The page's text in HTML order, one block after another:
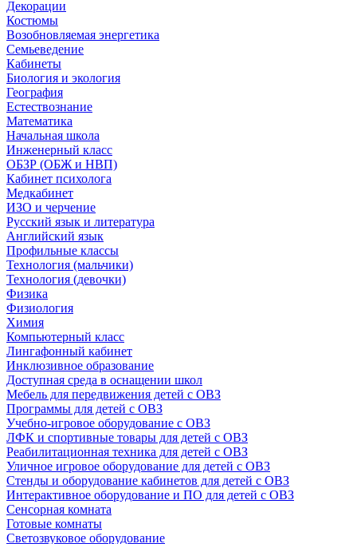
Декорации
Костюмы
Возобновляемая энергетика
Семьеведение
Кабинеты
Биология и экология
География
Естествознание
Математика
Начальная школа
Инженерный класс
ОБЗР (ОБЖ и НВП)
Кабинет психолога
Медкабинет
ИЗО и черчение
Русский язык и литература
Английский язык
Профильные классы
Технология (мальчики)
Технология (девочки)
Физика
Физиология
Химия
Компьютерный класс
Лингафонный кабинет
Инклюзивное образование
Доступная среда в оснащении школ
Мебель для передвижения детей с ОВЗ
Программы для детей с ОВЗ
Учебно-игровое оборудование с ОВЗ
ЛФК и спортивные товары для детей с ОВЗ
Реабилитационная техника для детей с ОВЗ
Уличное игровое оборудование для детей с ОВЗ
Стенды и оборудование кабинетов для детей с ОВЗ
Интерактивное оборудование и ПО для детей с ОВЗ
Сенсорная комната
Готовые комнаты
Светозвуковое оборудование